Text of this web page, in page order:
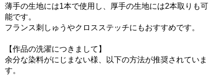
薄手の生地には1本で使用し、厚手の生地には2本取りも可
能です。
フランス刺しゅうやクロスステッチにもおすすめです。
【作品の洗濯につきまして】
余分な染料がにじまない様、以下の方法が推奨されていま
す。